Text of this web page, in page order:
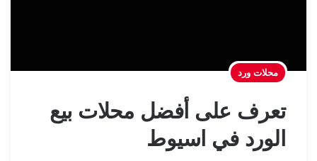
محلات ورد
تعرف على أفضل محلات بيع
الورد في اسيوط